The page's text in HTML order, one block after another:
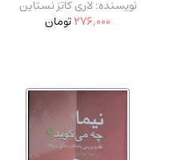
نویسنده: لاری کاتز نستاین
276,000تومان